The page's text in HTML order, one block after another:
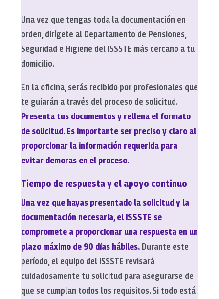
Una vez que tengas toda la documentación en
orden, dirígete al Departamento de Pensiones,
Seguridad e Higiene del ISSSTE más cercano a tu
domicilio.
En la oficina, serás recibido por profesionales que
te guiarán a través del proceso de solicitud.
Presenta tus documentos y rellena el formato
de solicitud. Es importante ser preciso y claro al
proporcionar la información requerida para
evitar demoras en el proceso.
Tiempo de respuesta y el apoyo continuo
Una vez que hayas presentado la solicitud y la
documentación necesaria, el ISSSTE se
compromete a proporcionar una respuesta en un
plazo máximo de 90 días hábiles.Durante este
período, el equipo del ISSSTE revisará
cuidadosamente tu solicitud para asegurarse de
que se cumplan todos los requisitos. Si todo está